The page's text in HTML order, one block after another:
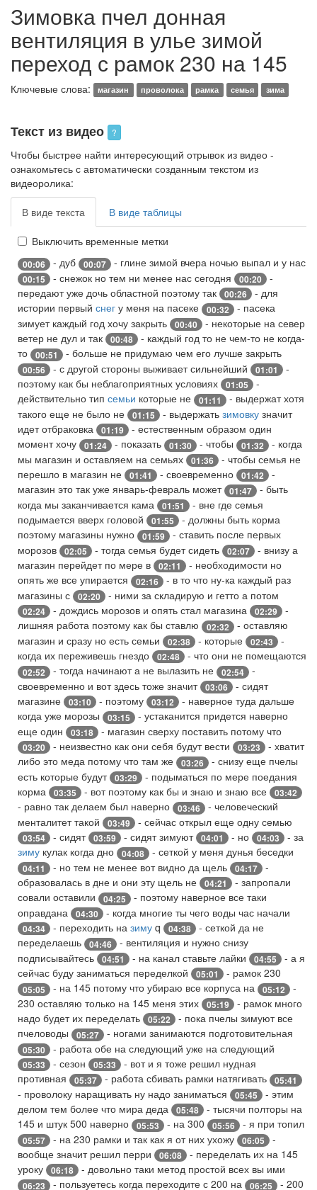
Зимовка пчел донная
вентиляция в улье зимой
переход с рамок 230 на 145
Ключевые слова: магазин проволока рамка семья зима
Текст из видео ?
Чтобы быстрее найти интересующий отрывок из видео -
ознакомьтесь с автоматически созданным текстом из
видеоролика:
В виде текста В виде таблицы
Выключить временные метки
00:06 - дуб 00:07 - глине зимой вчера ночью выпал и у нас
00:15 - снежок но тем ни менее нас сегодня 00:20
-
передают уже дочь областной поэтому так
00:26
- для
истории первый снег у меня на пасеке 00:32
- пасека
зимует каждый год хочу закрыть
00:40
- некоторые на север
ветер не дул и так
00:48
- каждый год то не чем-то не когда-
то
00:51 - больше не придумаю чем его лучше закрыть
00:56 - с другой стороны выживает сильнейший 01:01
-
поэтому как бы неблагоприятных условиях
01:05
-
действительно тип семьи которые не 01:11
- выдержат хотя
такого еще не было не
01:15 - выдержать зимовку значит
идет отбраковка
01:19
- естественным образом один
момент хочу
01:24 - показать 01:30 - чтобы 01:32
- когда
мы магазин и оставляем на семьях
01:36
- чтобы семья не
перешло в магазин не
01:41 - своевременно 01:42
-
магазин это так уже январь-февраль может 01:47
- быть
когда мы заканчивается кама
01:51
- вне где семья
подымается вверх головой
01:55
- должны быть корма
поэтому магазины нужно
01:59
- ставить после первых
морозов
02:05 - тогда семья будет сидеть 02:07
- внизу а
магазин перейдет по мере в
02:11
- необходимости но
опять же все упирается
02:16
- в то что ну-ка каждый раз
магазины с
02:20 - ними за складирую и гетто а потом
02:24 - дождись морозов и опять стал магазина 02:29
-
лишняя работа поэтому как бы ставлю
02:32
- оставляю
магазин и сразу но есть семьи
02:38 - которые 02:43
-
когда их переживешь гнездо
02:48 - что они не помещаются
02:52 - тогда начинают а не вылазить не 02:54
-
своевременно и вот здесь тоже значит 03:06
- сидят
магазине
03:10 - поэтому 03:12
- наверное туда дальше
когда уже морозы
03:15
- устаканится придется наверно
еще один
03:18 - магазин сверху поставить потому что
03:20 - неизвестно как они себя будут вести 03:23
- хватит
либо это меда потому что там же
03:26
- снизу еще пчелы
есть которые будут 03:29
- подыматься по мере поедания
корма
03:35 - вот поэтому как бы и знаю и знаю все 03:42
- равно так делаем был наверно 03:46
- человеческий
менталитет такой
03:49 - сейчас открыл еще одну семью
03:54 - сидят 03:59 - сидят зимуют 04:01 - но 04:03
- за
зиму кулак когда дно 04:08 - сеткой у меня дунья беседки
04:11 - но тем не менее вот видно да щель 04:17
-
образовалась в дне и они эту щель не
04:21
- запропали
совали оставили
04:25
- поэтому наверное все таки
оправдана
04:30 - когда многие ты чего воды час начали
04:34 - переходить на зиму q 04:38
- сеткой да не
переделаешь
04:46
- вентиляция и нужно снизу
подписывайтесь
04:51 - на канал ставьте лайки 04:55
- а я
сейчас буду заниматься переделкой
05:01 - рамок 230
05:05 - на 145 потому что убираю все корпуса на 05:12
-
230 оставляю только на 145 меня этих
05:19
- рамок много
надо будет их переделать
05:22
- пока пчелы зимуют все
пчеловоды
05:27 - ногами занимаются подготовительная
05:30 - работа обе на следующий уже на следующий
05:33 - сезон 05:33
- вот и я тоже решил нудная
противная
05:37 - работа сбивать рамки натягивать 05:41
- проволоку наращивать ну надо заниматься 05:45
- этим
делом тем более что мира деда
05:48
- тысячи полторы на
145 и штук 500 наверно
05:53 - на 300 05:56 - я при топил
05:57 - на 230 рамки и так как я от них ухожу 06:05
-
вообще значит решил перри
06:08
- переделать их на 145
уроку
06:18 - довольно таки метод простой всех вы ими
06:23 - пользуетесь когда переходите с 200 на 06:25 - 200